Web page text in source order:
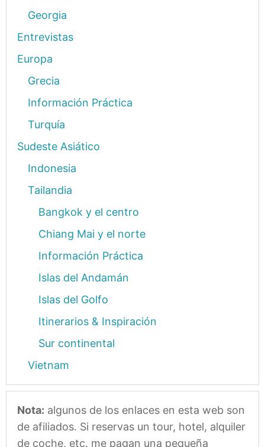
Georgia
Entrevistas
Europa
Grecia
Información Práctica
Turquía
Sudeste Asiático
Indonesia
Tailandia
Bangkok y el centro
Chiang Mai y el norte
Información Práctica
Islas del Andamán
Islas del Golfo
Itinerarios & Inspiración
Sur continental
Vietnam
Nota: algunos de los enlaces en esta web son
de afiliados. Si reservas un tour, hotel, alquiler
de coche, etc. me pagan una pequeña